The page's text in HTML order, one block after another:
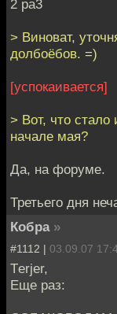
2 pa3
> Виноват,
долбоёбов. =)
[успокаивается]
> Вот, что стало
начале мая?
Да, на форуме.
Третьего дня
Кобра »
#1112 | 03.09.07
Тerjer,
Еще раз: